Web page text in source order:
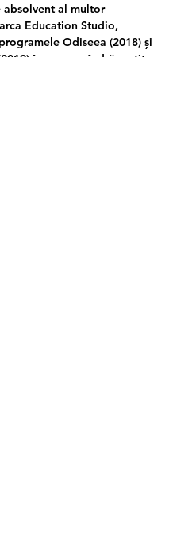
absolvent al multor
Education Studio,
Odiseea (2018) și
în care s-a îndrăgostit